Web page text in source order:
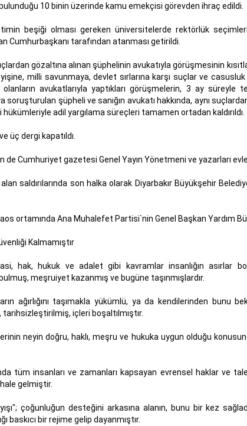
10 binin üzerinde kamu emekçisi görevden ihraç edildi.
beşiği olması gereken üniversitelerde rektörlük seçimleri
Cumhurbaşkanı tarafından atanması getirildi.
gözaltına alınan şüphelinin avukatıyla görüşmesinin
milli savunmaya, devlet sırlarına karşı suçlar ve
avukatlarıyla yaptıkları görüşmelerin, 3 ay süreyle
soruşturulan şüpheli ve sanığın avukatı hakkında, aynı
adil yargılama süreçleri tamamen ortadan kaldırıldı.
üç dergi kapatıldı.
Cumhuriyet gazetesi Genel Yayın Yönetmeni ve yazarları
saldırılarında son halka olarak Diyarbakır Büyükşehir
ortamında Ana Muhalefet Partisi`nin Genel Başkan Yardım
Kalmamıştır
hak, hukuk ve adalet gibi kavramlar insanlığın asırlar
meşruiyet kazanmış ve bugüne taşınmışlardır.
ağırlığını taşımakla yükümlü, ya da kendilerinden bunu
tarihsizleştirilmiş, içleri boşaltılmıştır.
neyin doğru, haklı, meşru ve hukuka uygun olduğu
tüm insanları ve zamanları kapsayan evrensel haklar ve
gelmiştir.
çoğunluğun desteğini arkasına alanın, bunu bir kez
baskıcı bir rejime gelip dayanmıştır.